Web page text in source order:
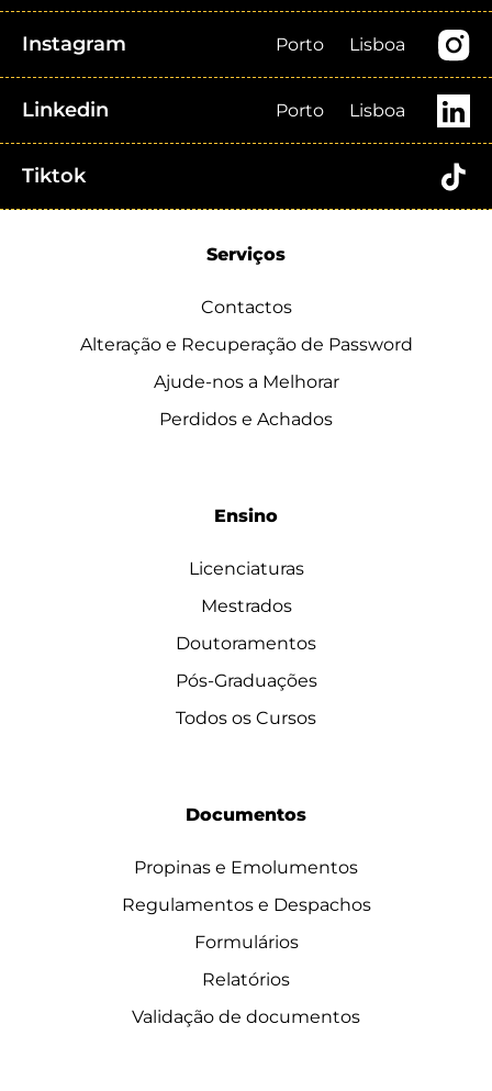
Instagram Porto Lisboa
Linkedin Porto Lisboa
Tiktok
Serviços
Contactos
Alteração e Recuperação de Password
Ajude-nos a Melhorar
Perdidos e Achados
Ensino
Licenciaturas
Mestrados
Doutoramentos
Pós-Graduações
Todos os Cursos
Documentos
Propinas e Emolumentos
Regulamentos e Despachos
Formulários
Relatórios
Validação de documentos